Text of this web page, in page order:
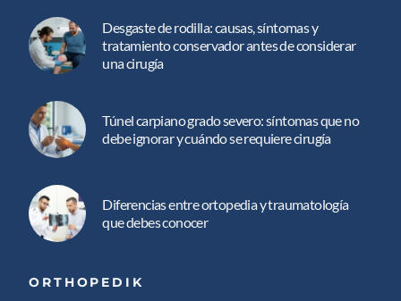
Desgaste de rodilla: causas, síntomas y
tratamiento conservador antes de considerar
una cirugía
Túnel carpiano grado severo: síntomas que no
debe ignorar y cuándo se requiere cirugía
Diferencias entre ortopedia y traumatología
que debes conocer
ORTHOPEDIK